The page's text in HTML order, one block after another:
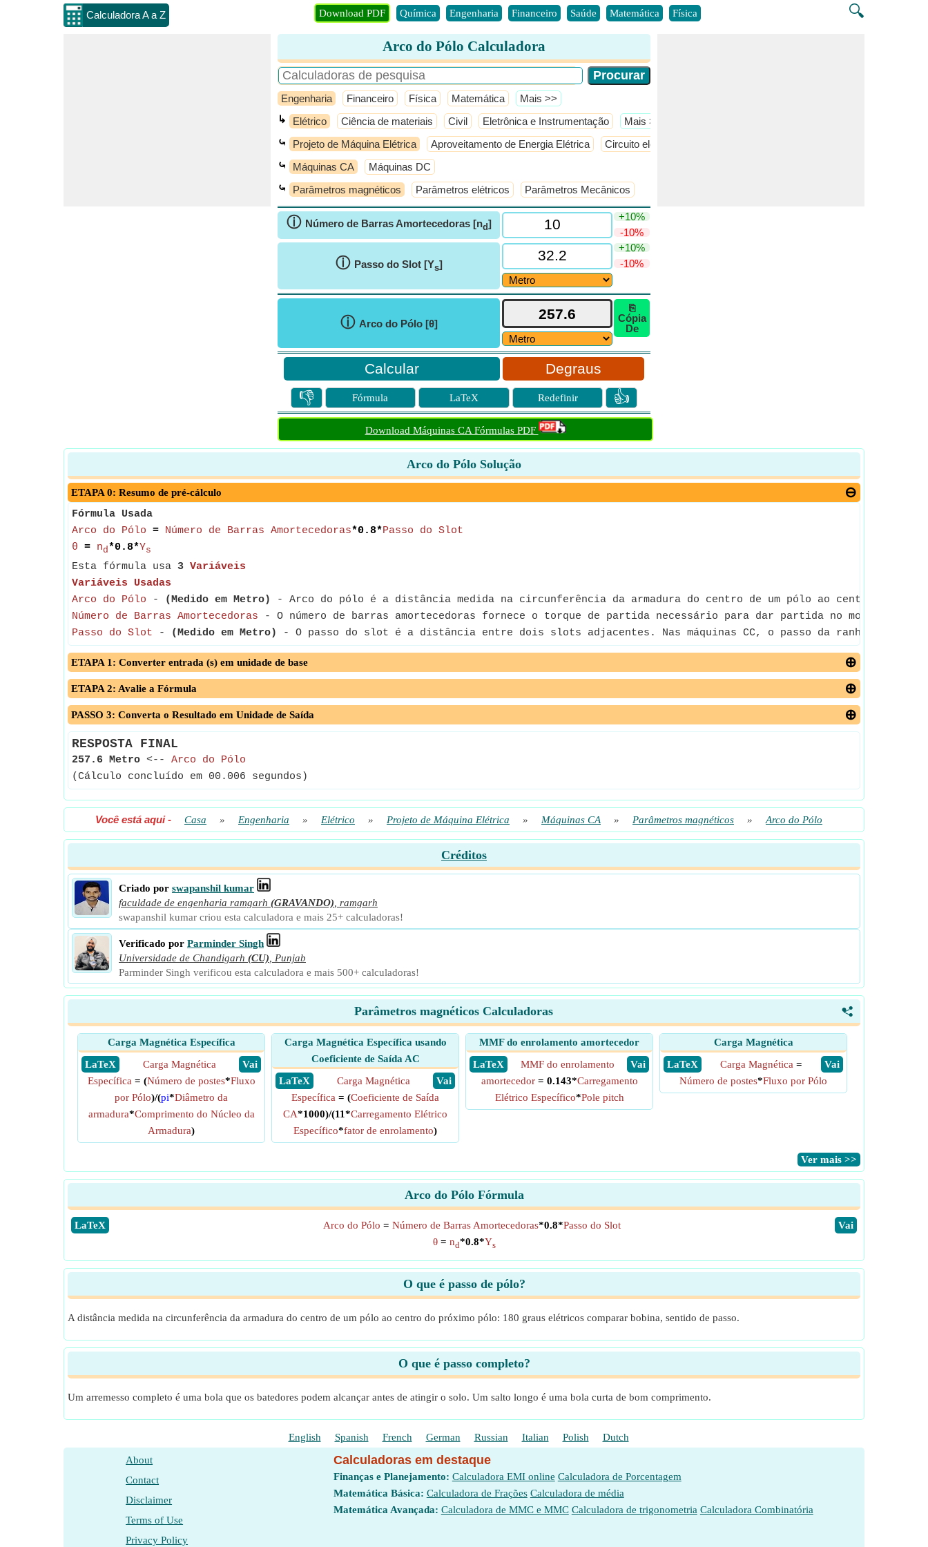
Calculadora A a Z 🔍
Download PDF Química Engenharia Financeiro Saúde Matemática Física
Arco do Pólo Calculadora
Engenharia Financeiro Física Matemática ​Mais >>
↳ Elétrico Ciência de materiais Civil Eletrônica e Instrumentação ​Mais >>
⤿ Projeto de Máquina Elétrica Aproveitamento de Energia Elétrica Circuito elétrico
⤿ Máquinas CA Máquinas DC
⤿ Parâmetros magnéticos Parâmetros elétricos Parâmetros Mecânicos
ⓘ Número de Barras Amortecedoras [nd]
+10%
-10%
ⓘ Passo do Slot [Ys]
+10%
-10%
ⓘ Arco do Pólo [θ]
⎘
Cópia
De
Degraus
👎 Fórmula LaTeX Redefinir 👍
Download Máquinas CA Fórmulas PDF
Arco do Pólo Solução
ETAPA 0: Resumo de pré-cálculo
Fórmula Usada
Arco do Pólo = Número de Barras Amortecedoras*0.8*Passo do Slot
θ = nd*0.8*Ys
Esta fórmula usa 3 Variáveis
Variáveis Usadas
Arco do Pólo - (Medido em Metro)
- Arco do pólo é a distância medida na circunferência da armadura do centro de um pólo ao centro do
Número de Barras Amortecedoras - O número de barras amortecedoras fornece o torque de partida necessário para dar partida no motor
Passo do Slot - (Medido em Metro) - O passo do slot é a distância entre dois slots adjacentes. Nas máquinas CC, o passo da ranhura
ETAPA 1: Converter entrada (s) em unidade de base
ETAPA 2: Avalie a Fórmula
PASSO 3: Converta o Resultado em Unidade de Saída
RESPOSTA FINAL
257.6 Metro <-- Arco do Pólo
(Cálculo concluído em 00.006 segundos)
Você está aqui- Casa » Engenharia » Elétrico » Projeto de Máquina Elétrica » Máquinas CA » Parâmetros magnéticos » Arco do Pólo
Créditos
Criado por swapanshil kumar
faculdade de engenharia ramgarh (GRAVANDO) ramgarh
swapanshil kumar criou esta calculadora e mais 25+ calculadoras!
Verificado por Parminder Singh
Universidade de Chandigarh (CU)
Punjab
Parminder Singh verificou esta calculadora e mais 500+ calculadoras!
<
Parâmetros magnéticos Calculadoras
Carga Magnética Específica
​ LaTeX
​ Vai
Carga Magnética
Específica = (Número de postes*Fluxo
por Pólo)/(pi*Diâmetro da
armadura*Comprimento do Núcleo da
Armadura)
Carga Magnética Específica usando
Coeficiente de Saída AC
​ LaTeX
​ Vai
Carga Magnética
Específica = (Coeficiente de Saída
CA*1000)/(11*Carregamento Elétrico
Específico*fator de enrolamento)
MMF do enrolamento amortecedor
​ LaTeX
​ Vai
MMF do enrolamento
amortecedor= 0.143*Carregamento
Elétrico Específico*Pole pitch
Carga Magnética
​ LaTeX
​ Vai
Carga Magnética =
Número de postes*Fluxo por Pólo
​Ver mais >>
Arco do Pólo Fórmula
​LaTeX ​Vai
Arco do Pólo = Número de Barras Amortecedoras*0.8*Passo do Slot
θ= nd*0.8*Ys
O que é passo de pólo?
A distância medida na circunferência da armadura do centro de um pólo ao centro do próximo pólo: 180 graus elétricos comparar bobina, sentido de passo.
O que é passo completo?
Um arremesso completo é uma bola que os batedores podem alcançar antes de atingir o solo. Um salto longo é uma bola curta de bom comprimento.
English Spanish French German Russian Italian Polish Dutch
About
Contact
Disclaimer
Terms of Use
Privacy Policy
Calculadoras em destaque
Finanças e Planejamento: Calculadora EMI online Calculadora de Porcentagem
Matemática Básica: Calculadora de Frações Calculadora de média
Matemática Avançada: Calculadora de MMC e MMC Calculadora de trigonometria Calculadora Combinatória